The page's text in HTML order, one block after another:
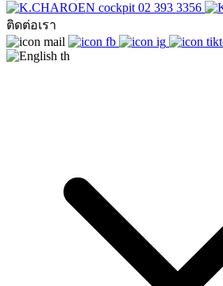
02 393 3356
ติดต่อเรา
th